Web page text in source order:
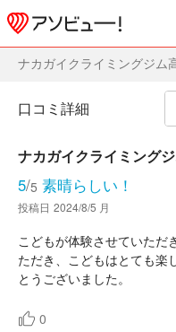
ナカガイクライミングジム
口コミ詳細
ナカガイクライミング
5/5 素晴らしい！
投稿日 2024/8/5 月
こどもが体験させていただ
ただき、こどもはとても楽
とうございました。
0